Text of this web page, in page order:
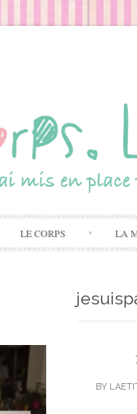
LE CORPS LA
BY